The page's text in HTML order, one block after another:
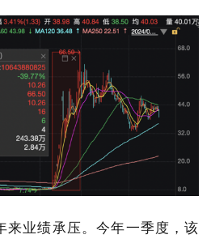
来业绩承压。今年一季度，该